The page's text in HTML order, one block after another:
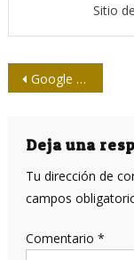
Sitio
entradas
Google no es igual para todos o Lo que internet esconde
Deja una
Tu dirección de
campos
Comentario *